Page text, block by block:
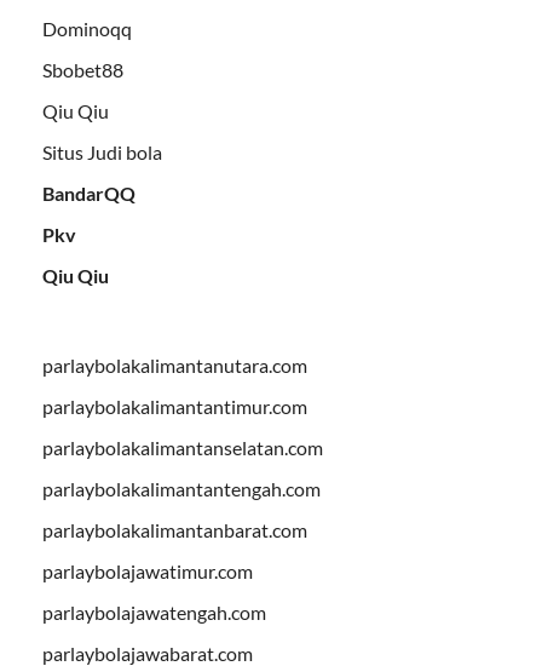
Dominoqq
Sbobet88
Qiu Qiu
Situs Judi bola
BandarQQ
Pkv
Qiu Qiu
parlaybolakalimantanutara.com
parlaybolakalimantantimur.com
parlaybolakalimantanselatan.com
parlaybolakalimantantengah.com
parlaybolakalimantanbarat.com
parlaybolajawatimur.com
parlaybolajawatengah.com
parlaybolajawabarat.com